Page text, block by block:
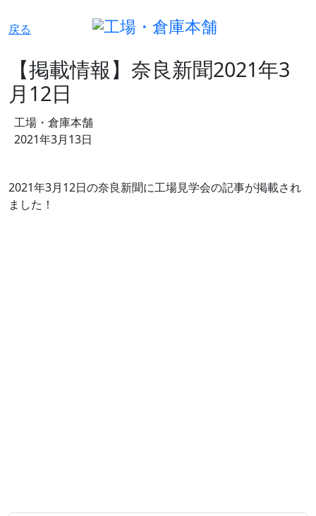
戻る
【掲載情報】奈良新聞2021年3
月12日
工場・倉庫本舗
2021年3月13日
2021年3月12日の奈良新聞に工場見学会の記事が掲載され
ました！